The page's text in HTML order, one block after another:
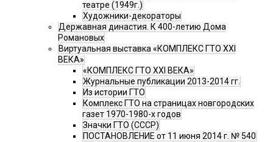
театре (1949г.)
Художники-декораторы
Державная династия. К 400-летию Дома
Романовых
Виртуальная выставка «КОМПЛЕКС ГТО XXI
ВЕКА»
«КОМПЛЕКС ГТО XXI ВЕКА»
Журнальные публикации 2013-2014 гг.
Из истории ГТО
Комплекс ГТО на страницах новгородских
газет 1970-1980-х годов
Значки ГТО (СССР)
ПОСТАНОВЛЕНИЕ от 11 июня 2014 г. № 540